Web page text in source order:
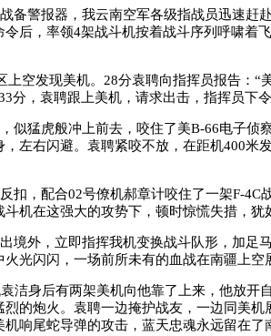
备警报器，我云南空军各级指战员迅速赶
令后，率领4架战斗机按着战斗序列呼啸着
空发现美机。 28分袁聘向指挥员报告：“
分，袁聘跟上美机，请求出击，指挥员下
似猛虎般冲上前去，咬住了美B-66电子侦
左右闪避。袁聘紧咬不放，在距机400米
扣，配合02号僚机郝章计咬住了一架F-4C
机在这强大的攻势下，顿时惊慌失措，犹
境外，立即指挥我机变换战斗队形，加足
光闪闪，一场前所未有的血战在南疆上空
洁身后有两架美机向他靠了上来，他放开
的炮火。袁聘一边掩护战友，一边同美机
响尾蛇导弹的攻击，蓝天忠魂永远留在了